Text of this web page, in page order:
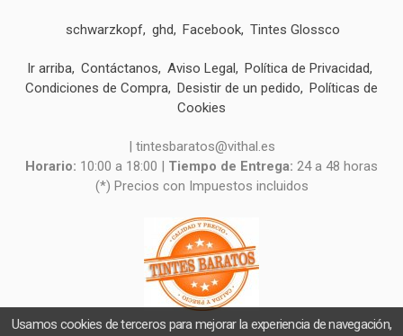
schwarzkopf ghd Facebook Tintes Glossco
Ir arriba Contáctanos Aviso Legal
Política de Privacidad
Condiciones de Compra Desistir de un pedido
Políticas de
Cookies
| tintesbaratos@vithal.es
Horario: 10:00 a 18:00 | Tiempo de Entrega: 24 a 48 horas
(*) Precios con Impuestos incluidos
Usamos cookies de terceros para mejorar la experiencia de navegación,